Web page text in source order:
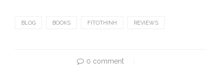
BLOG BOOKS FITOTHINH REVIEWS
0 comment